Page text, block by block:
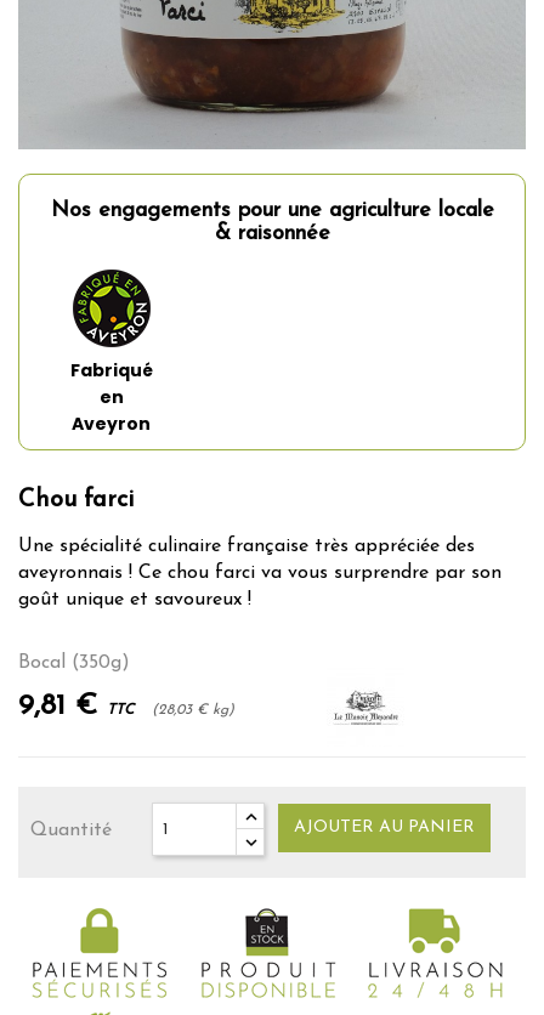
Nos engagements pour une agriculture locale
& raisonnée
Fabriqué
en
Aveyron
Chou farci
Une spécialité culinaire française très appréciée des
aveyronnais ! Ce chou farci va vous surprendre par son
goût unique et savoureux !
Bocal (350g)
9,81 € TTC (28,03 € kg)
Quantité AJOUTER AU PANIER